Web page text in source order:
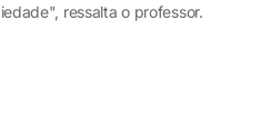
ressalta o professor.